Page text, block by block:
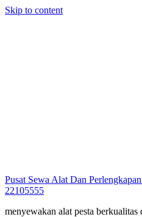
Skip to content
Pusat Sewa Alat Dan
22105555
menyewakan alat pesta berkualitas